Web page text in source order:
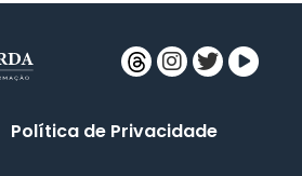
Política de Privacidade